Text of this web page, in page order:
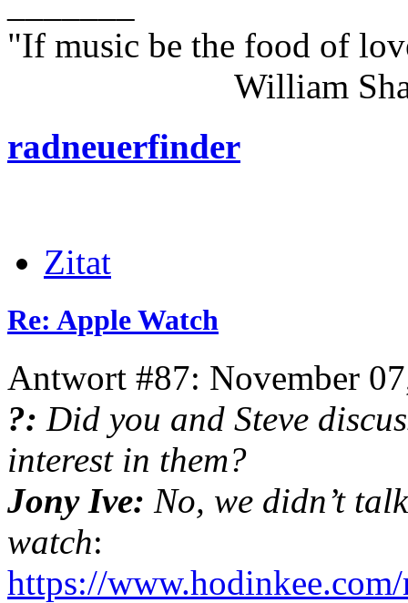
"If music be the food of
William
radneuerfinder
Zitat
Re: Apple Watch
Antwort #87: November
?: Did you and Steve
interest in them?
Jony Ive: No, we didn’t
watch:
https://